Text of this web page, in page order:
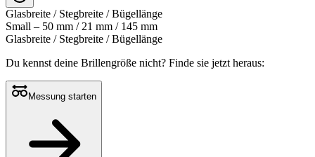
Glasbreite / Stegbreite / Bügellänge
Small – 50 mm / 21 mm / 145 mm
Glasbreite / Stegbreite / Bügellänge
Du kennst deine Brillengröße nicht? Finde sie jetzt heraus:
Messung starten